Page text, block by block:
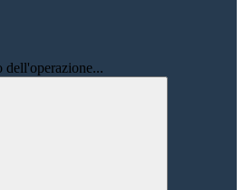
dell'operazione...